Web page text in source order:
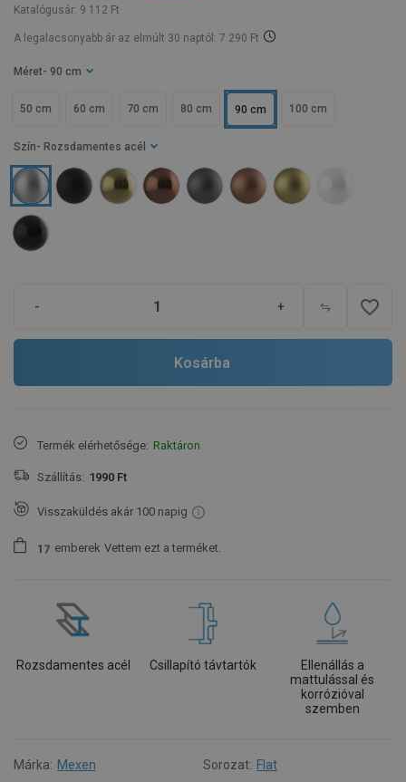
Katalógusár: 9 112 Ft
A legalacsonyabb ár az elmúlt 30 naptól: 7 290 Ft
Méret - 90 cm
50 cm 60 cm 70 cm 80 cm 90 cm 100 cm
Szín - Rozsdamentes acél
- + favorite_border
Kosárba
Termék elérhetősége: Raktáron
Szállítás: 1990 Ft
Visszaküldés akár 100 napig
1 7 emberek Vettem ezt a terméket.
Rozsdamentes acél Csillapító távtartók
Ellenállás a
mattulással és
korrózióval
szemben
Márka: Mexen Sorozat: Flat